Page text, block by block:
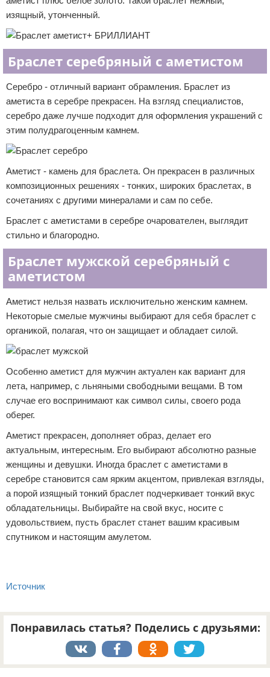
изящный, утонченный.
Браслет серебряный с аметистом
Серебро - отличный вариант обрамления. Браслет из
аметиста в серебре прекрасен. На взгляд специалистов,
серебро даже лучше подходит для оформления украшений с
этим полудрагоценным камнем.
Аметист - камень для браслета. Он прекрасен в различных
композиционных решениях - тонких, широких браслетах, в
сочетаниях с другими минералами и сам по себе.
Браслет с аметистами в серебре очарователен, выглядит
стильно и благородно.
Браслет мужской серебряный с
аметистом
Аметист нельзя назвать исключительно женским камнем.
Некоторые смелые мужчины выбирают для себя браслет с
органикой, полагая, что он защищает и обладает силой.
Особенно аметист для мужчин актуален как вариант для
лета, например, с льняными свободными вещами. В том
случае его воспринимают как символ силы, своего рода
оберег.
Аметист прекрасен, дополняет образ, делает его
актуальным, интересным. Его выбирают абсолютно разные
женщины и девушки. Иногда браслет с аметистами в
серебре становится сам ярким акцентом, привлекая взгляды,
а порой изящный тонкий браслет подчеркивает тонкий вкус
обладательницы. Выбирайте на свой вкус, носите с
удовольствием, пусть браслет станет вашим красивым
спутником и настоящим амулетом.
Источник
Понравилась статья? Поделись с друзьями: